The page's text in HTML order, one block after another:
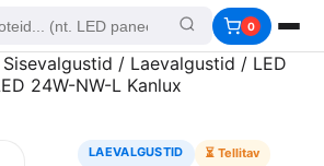
0
Sisevalgustid / Laevalgustid / LED
24W-NW-L Kanlux
LAEVALGUSTID ⏳ Tellitav